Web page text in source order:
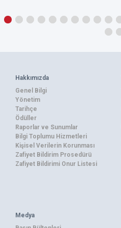
Hakkımızda
Genel Bilgi
Yönetim
Tarihçe
Ödüller
Raporlar ve Sunumlar
Bilgi Toplumu Hizmetleri
Kişisel Verilerin Korunması
Zafiyet Bildirim Prosedürü
Zafiyet Bildirimi Onur Listesi
Medya